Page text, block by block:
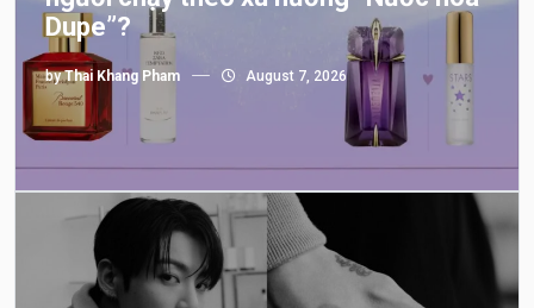
Dupe”?
byThai Khang Pham August 7, 2026